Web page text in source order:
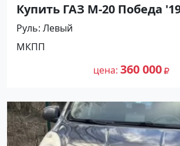
Купить ГАЗ М-20 Победа
(2100/52 л.с.) Бензин
Горячий Ключ цвет
по цене 360000 рублей,
№27461 на сайте
Руль Левый
МКПП
цена 360 000